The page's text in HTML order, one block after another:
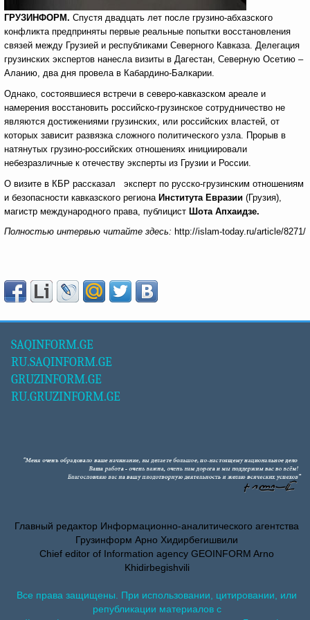
ГРУЗИНФОРМ. Спустя двадцать лет после грузино-абхазского
конфликта предприняты первые реальные попытки восстановления
связей между Грузией и республиками Северного Кавказа. Делегация
грузинских экспертов нанесла визиты в Дагестан, Северную Осетию –
Аланию, два дня провела в Кабардино-Балкарии.
Однако, состоявшиеся встречи в северо-кавказском ареале и
намерения восстановить российско-грузинское сотрудничество не
являются достижениями грузинских, или российских властей, от
которых зависит развязка сложного политического узла. Прорыв в
натянутых грузино-российских отношениях инициировали
небезразличные к отечеству эксперты из Грузии и России.
О визите в КБР рассказал эксперт по русско-грузинским отношениям
и безопасности кавказского региона Института Евразии (Грузия),
магистр международного права, публицист Шота Апхаидзе.
Полностью интервью читайте здесь: http://islam-today.ru/article/8271/
SAQINFORM.GE
RU.SAQINFORM.GE
GRUZINFORM.GE
RU.GRUZINFORM.GE
Главный редактор Информационно-аналитического агентства
Грузинформ Арно Хидирбегишвили
Chief editor of Information agency GEOINFORM Arno
Khidirbegishvili
Все права защищены. При использовании, цитировании, или
републикации материалов с